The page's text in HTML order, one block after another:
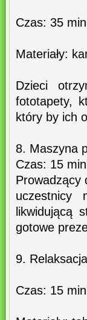
Czas: 35
Materiały:
Dzieci
fototapety,
który by ich
8. Maszyna
Czas: 15
Prowadzący
uczestnicy
likwidującą
gotowe
9.
Czas: 15